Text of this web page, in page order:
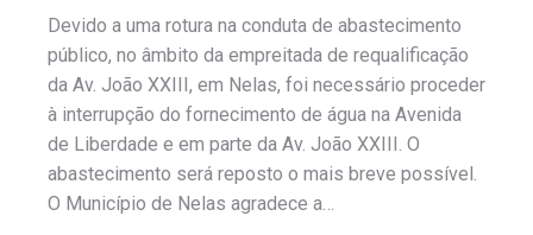
Devido a uma rotura na conduta de abastecimento
público, no âmbito da empreitada de requalificação
da Av. João XXIII, em Nelas, foi necessário proceder
à interrupção do fornecimento de água na Avenida
de Liberdade e em parte da Av. João XXIII. O
abastecimento será reposto o mais breve possível.
O Município de Nelas agradece a…